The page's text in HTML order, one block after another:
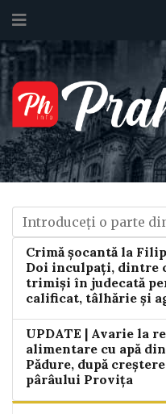
Introduceți o parte
Crimă șocantă la
Doi inculpați, dintre
trimiși în judecată
calificat, tâlhărie și
UPDATE | Avarie la
alimentare cu apă
Pădure, după
pârâului Provița